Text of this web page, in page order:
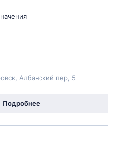
Албанский пер, 5
Подробнее